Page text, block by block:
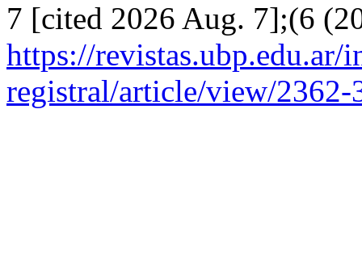
7 [cited 2026 Aug. 7];(6
https://revistas.ubp.edu.ar/
registral/article/view/2362-